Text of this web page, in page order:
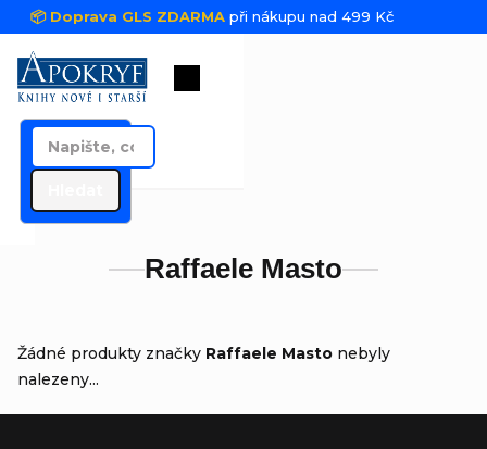
Přejít na obsah
📦 Doprava GLS ZDARMA při nákupu nad 499 Kč
Nákupní košík
Raffaele Masto
Žádné produkty značky Raffaele Masto nebyly
nalezeny...